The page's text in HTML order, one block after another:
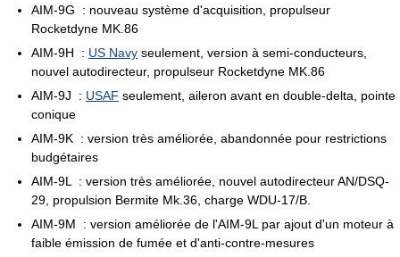
AIM-9G : nouveau système d'acquisition, propulseur
Rocketdyne MK.86
AIM-9H : US Navy seulement, version à semi-conducteurs,
nouvel autodirecteur, propulseur Rocketdyne MK.86
AIM-9J : USAF seulement, aileron avant en double-delta, pointe
conique
AIM-9K : version très améliorée, abandonnée pour restrictions
budgétaires
AIM-9L : version très améliorée, nouvel autodirecteur AN/DSQ-
29, propulsion Bermite Mk.36, charge WDU-17/B.
AIM-9M : version améliorée de l'AIM-9L par ajout d'un moteur à
faible émission de fumée et d'anti-contre-mesures